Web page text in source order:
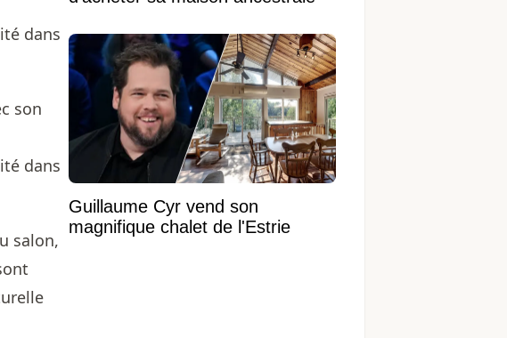
son
salon,
Guillaume Cyr vend son
magnifique chalet de l'Estrie